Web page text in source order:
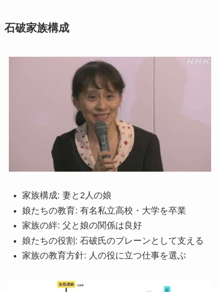
石破家族構成
家族構成: 妻と2人の娘
娘たちの教育: 有名私立高校・大学を卒業
家族の絆: 父と娘の関係は良好
娘たちの役割: 石破氏のブレーンとして支える
家族の教育方針: 人の役に立つ仕事を選ぶ